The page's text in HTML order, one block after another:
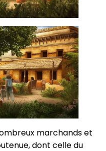
marchands et
dont celle du